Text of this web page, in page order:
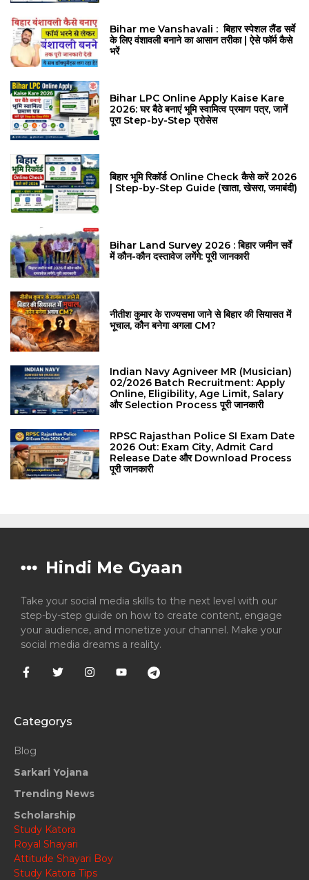
Bihar me Vanshavali : बिहार स्पेशल लैंड सर्वे
के लिए वंशावली बनाने का आसान तरीका | ऐसे फॉर्म कैसे
भरें
Bihar LPC Online Apply Kaise Kare
2026: घर बैठे बनाएं भूमि स्वामित्व प्रमाण पत्र, जानें
पूरा Step-by-Step प्रोसेस
बिहार भूमि रिकॉर्ड Online Check कैसे करें 2026
| Step-by-Step Guide (खाता, खेसरा, जमाबंदी)
Bihar Land Survey 2026 : बिहार जमीन सर्वे
में कौन-कौन दस्तावेज लगेंगे: पूरी जानकारी
नीतीश कुमार के राज्यसभा जाने से बिहार की सियासत में
भूचाल, कौन बनेगा अगला CM?
Indian Navy Agniveer MR (Musician)
02/2026 Batch Recruitment: Apply
Online, Eligibility, Age Limit, Salary
और Selection Process पूरी जानकारी
RPSC Rajasthan Police SI Exam Date
2026 Out: Exam City, Admit Card
Release Date और Download Process
पूरी जानकारी
Hindi Me Gyaan
Take your social media skills to the next level with our
step-by-step guide on how to create content, engage
your audience, and monetize your channel. Make your
social media dreams a reality.
Categorys
Blog
Sarkari Yojana
Trending News
Scholarship
Study Katora
Royal Shayari
Attitude Shayari Boy
Study Katora Tips